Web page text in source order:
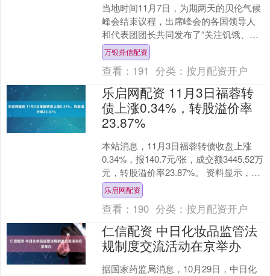
当地时间11月7日，为期两天的贝伦气候
峰会结束议程，出席峰会的各国领导人
和代表团团长共同发布了“关注饥饿、贫
困和以人为本的气候行动的《贝伦宣
言》”。 宣言承认气....
万银鼎信配资
查看： 191 分类：按月配资开户
乐启网配资 11月3日福蓉转
债上涨0.34%，转股溢价率
23.87%
本站消息，11月3日福蓉转债收盘上涨
0.34%，报140.7元/张，成交额3445.52万
元，转股溢价率23.87%。 资料显示，福
蓉转债信用级别为“AA”，债....
乐启网配资
查看： 190 分类：按月配资开户
仁信配资 中日化妆品监管法
规制度交流活动在京举办
据国家药监局消息，10月29日，中日化